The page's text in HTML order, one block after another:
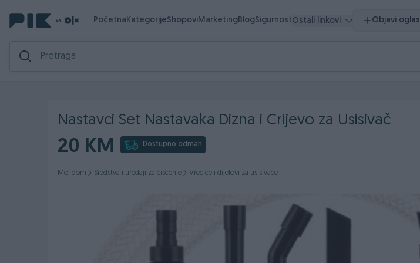
PočetnaKategorijeShopoviMarketingBlogSigurnostOstali linkovi Objavi oglas
Nastavci Set Nastavaka Dizna i Crijevo za Usisivač
20 KM Dostupno odmah
Moj dom Sredstva i uređaji za čišćenje Vrećice i dijelovi za usisivače